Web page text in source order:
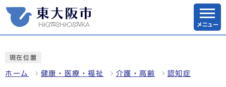
メニュー
現在位置
ホーム 健康・医療・福祉 介護・高齢 認知症